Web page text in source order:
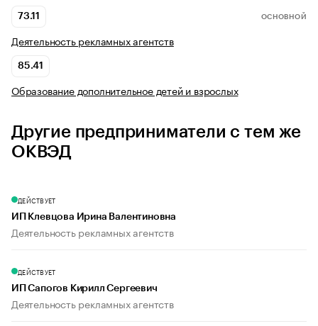
73.11 ОСНОВНОЙ
Деятельность рекламных агентств
85.41
Образование дополнительное детей и взрослых
Другие предприниматели с тем же
ОКВЭД
ДЕЙСТВУЕТ
ИП Клевцова Ирина Валентиновна
Деятельность рекламных агентств
ДЕЙСТВУЕТ
ИП Сапогов Кирилл Сергеевич
Деятельность рекламных агентств